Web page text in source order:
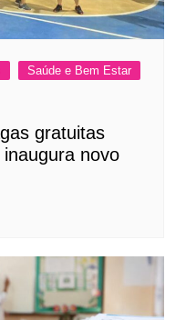
Saúde e Bem Estar
gratuitas
novo